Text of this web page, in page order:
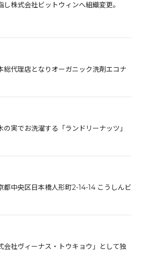
し株式会社ビットウィンへ組織変更。
総代理店となりオーガニック洗剤エコナ
の実でお洗濯する「ランドリーナッツ」
都中央区日本橋人形町2-14-14 こうしんビ
会社ヴィーナス・トウキョウ」として独